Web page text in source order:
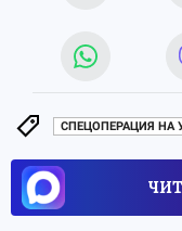
СПЕЦОПЕРАЦИЯ НА